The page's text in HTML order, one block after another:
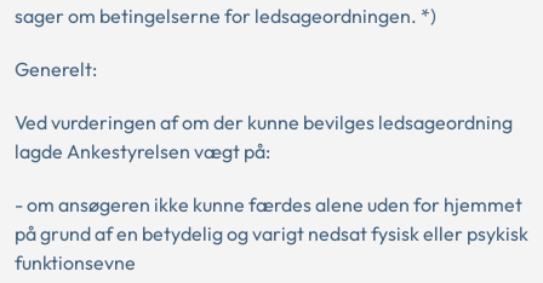
sager om betingelserne for ledsageordningen. *)
Generelt:
Ved vurderingen af om der kunne bevilges ledsageordning
lagde Ankestyrelsen vægt på:
- om ansøgeren ikke kunne færdes alene uden for hjemmet
på grund af en betydelig og varigt nedsat fysisk eller psykisk
funktionsevne